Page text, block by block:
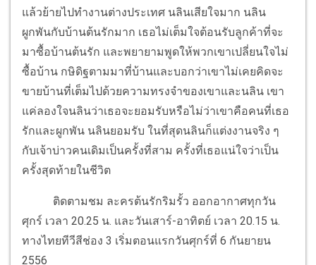
แล้วย้ายไปทำงานต่างประเทศ นลินเสียใจมาก นลิน
ผูกพันกับบ้านต้นรักมาก เธอไม่เต็มใจต้อนรับลูกค้าที่จะ
มาซื้อบ้านต้นรัก และพยายามพูดให้พวกเขาเปลี่ยนใจไม่
ซื้อบ้าน กษิดิฐตามมาที่บ้านและบอกว่าเขาไม่เคยคิดจะ
ขายบ้านที่เต็มไปด้วยความทรงจำของเขาและนลิน เขา
แค่ลองใจนลินว่าเธอจะยอมรับหรือไม่ว่าเขาคือคนที่เธอ
รักและผูกพัน นลินยอมรับ ในที่สุดนลินก็แต่งงานจริง ๆ
กับเจ้าบ่าวคนเดิมเป็นครั้งที่สาม ครั้งที่เธอแน่ใจว่าเป็น
ครั้งสุดท้ายในชีวิต
ติดตามชม ละครต้นรักริมรั้ว ออกอากาศทุกวัน
ศุกร์ เวลา 20.25 น. และวันเสาร์-อาทิตย์ เวลา 20.15 น.
ทางไทยทีวีสีช่อง 3 เริ่มตอนแรกวันศุกร์ที่ 6 กันยายน
2556